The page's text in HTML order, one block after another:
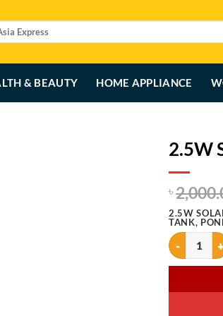
& BEAUTY HOME APPLIANCE
2.5W
৳
2.5W
TANK,
2.5W Solar